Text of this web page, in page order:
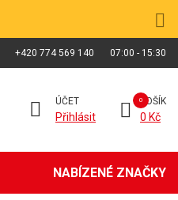
+420 774 569 140 07:00 - 15:30
ÚČET
Přihlásit
KOŠÍK
0 Kč
NABÍZENÉ ZNAČKY